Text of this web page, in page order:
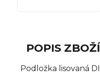
POPIS ZBOŽÍ
Podložka lisovaná